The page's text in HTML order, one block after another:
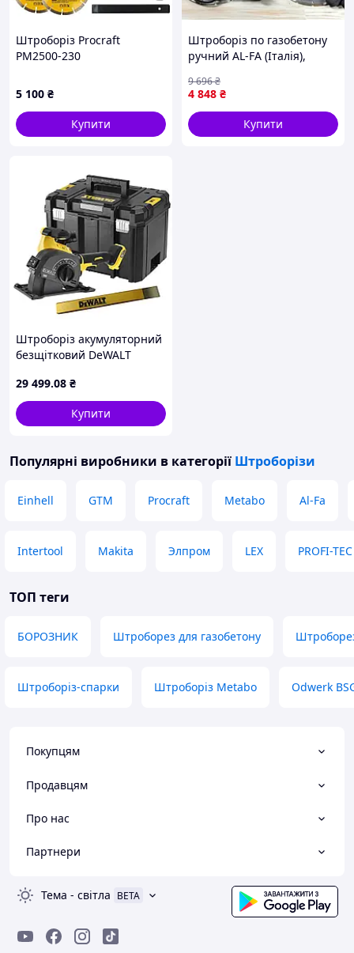
Штроборіз Procraft
PM2500-230
5 100 ₴
Купити
Штроборіз по газобетону
ручний AL-FA (Італія),
для газобетону,
Електричний штроборіз,
QLL
4 848 ₴
9 696₴
Купити
Штроборіз акумуляторний
безщітковий DeWALT
29 499.08 ₴
Купити
Популярні виробники в категорії Штроборізи
Einhell GTM Procraft Metabo Al-Fa
Intertool Makita Элпром LEX PROFI-TEC
ТОП теги
БОРОЗНИК Штроборез для газобетону
Штроборіз-спарки Штроборіз Metabo Odwerk
Покупцям
Продавцям
Про нас
Партнери
Тема - світла BETA